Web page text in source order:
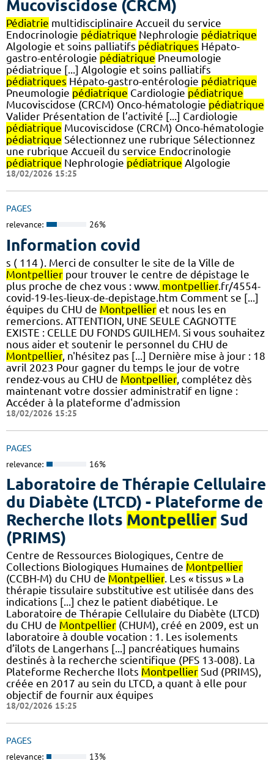
Mucoviscidose (CRCM)
Pédiatrie multidisciplinaire Accueil du service
Endocrinologie pédiatrique Nephrologie pédiatrique
Algologie et soins palliatifs pédiatriques Hépato-
gastro-entérologie pédiatrique Pneumologie
pédiatrique [...] Algologie et soins palliatifs
pédiatriques Hépato-gastro-entérologie pédiatrique
Pneumologie pédiatrique Cardiologie pédiatrique
Mucoviscidose (CRCM) Onco-hématologie pédiatrique
Valider Présentation de l’activité [...] Cardiologie
pédiatrique Mucoviscidose (CRCM) Onco-hématologie
pédiatrique Sélectionnez une rubrique Sélectionnez
une rubrique Accueil du service Endocrinologie
pédiatrique Nephrologie pédiatrique Algologie
18/02/2026 15:25
PAGES
relevance: 26%
Information covid
s ( 114 ). Merci de consulter le site de la Ville de
Montpellier pour trouver le centre de dépistage le
plus proche de chez vous : www. montpellier.fr/4554-
covid-19-les-lieux-de-depistage.htm Comment se [...]
équipes du CHU de Montpellier et nous les en
remercions. ATTENTION, UNE SEULE CAGNOTTE
EXISTE : CELLE DU FONDS GUILHEM. Si vous souhaitez
nous aider et soutenir le personnel du CHU de
Montpellier, n'hésitez pas [...] Dernière mise à jour : 18
avril 2023 Pour gagner du temps le jour de votre
rendez-vous au CHU de Montpellier, complétez dès
maintenant votre dossier administratif en ligne :
Accéder à la plateforme d'admission
18/02/2026 15:25
PAGES
relevance: 16%
Laboratoire de Thérapie Cellulaire
du Diabète (LTCD) - Plateforme de
Recherche Ilots Montpellier Sud
(PRIMS)
Centre de Ressources Biologiques, Centre de
Collections Biologiques Humaines de Montpellier
(CCBH-M) du CHU de Montpellier. Les « tissus » La
thérapie tissulaire substitutive est utilisée dans des
indications [...] chez le patient diabétique. Le
Laboratoire de Thérapie Cellulaire du Diabète (LTCD)
du CHU de Montpellier (CHUM), créé en 2009, est un
laboratoire à double vocation : 1. Les isolements
d’îlots de Langerhans [...] pancréatiques humains
destinés à la recherche scientifique (PFS 13-008). La
Plateforme Recherche Ilots Montpellier Sud (PRIMS),
créée en 2017 au sein du LTCD, a quant à elle pour
objectif de fournir aux équipes
18/02/2026 15:25
PAGES
relevance: 13%